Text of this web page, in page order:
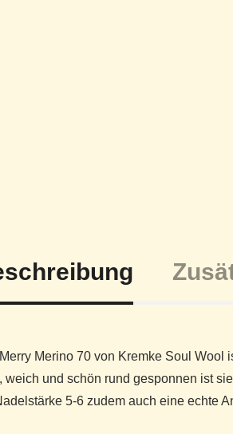
Merino 70 von Kremke Soul Wool
weich und schön rund gesponnen ist
5-6 zudem auch eine echte